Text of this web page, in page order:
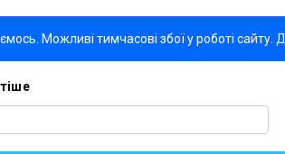
Можливі тимчасові збої у роботі сайту.